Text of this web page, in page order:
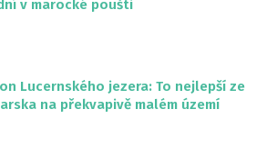
v marocké poušti
Lucernského jezera: To nejlepší ze
na překvapivě malém území